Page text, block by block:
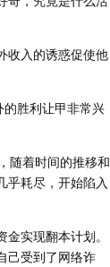
收入的诱惑促使他
胜利让甲非常兴
随着时间的推移和
乎耗尽，开始陷入
实现翻本计划。
己受到了网络诈